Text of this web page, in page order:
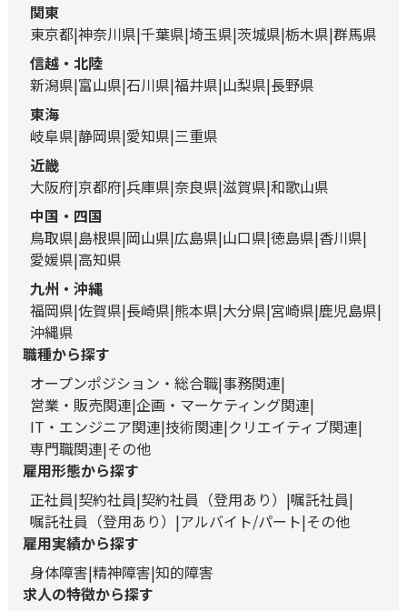
関東
東京都 神奈川県 千葉県 埼玉県 茨城県 栃木県 群馬県
信越・北陸
新潟県 富山県 石川県 福井県 山梨県 長野県
東海
岐阜県 静岡県 愛知県 三重県
近畿
大阪府 京都府 兵庫県 奈良県 滋賀県 和歌山県
中国・四国
鳥取県 島根県 岡山県 広島県 山口県 徳島県 香川県
愛媛県 高知県
九州・沖縄
福岡県 佐賀県 長崎県 熊本県 大分県 宮崎県 鹿児島県
沖縄県
職種から探す
オープンポジション・総合職 事務関連
営業・販売関連 企画・マーケティング関連
IT・エンジニア関連 技術関連 クリエイティブ関連
専門職関連 その他
雇用形態から探す
正社員 契約社員 契約社員（登用あり）
嘱託社員
嘱託社員（登用あり）
アルバイト/パート その他
雇用実績から探す
身体障害 精神障害 知的障害
求人の特徴から探す